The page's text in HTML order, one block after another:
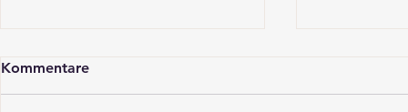
Kommentare